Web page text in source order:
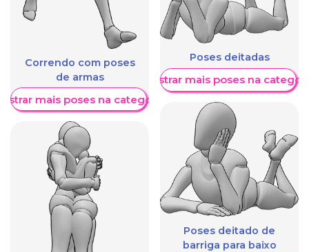
Correndo com poses
de armas
mais poses na categoria
Poses deitadas
Mostrar mais poses na
Poses deitado de
barriga para baixo